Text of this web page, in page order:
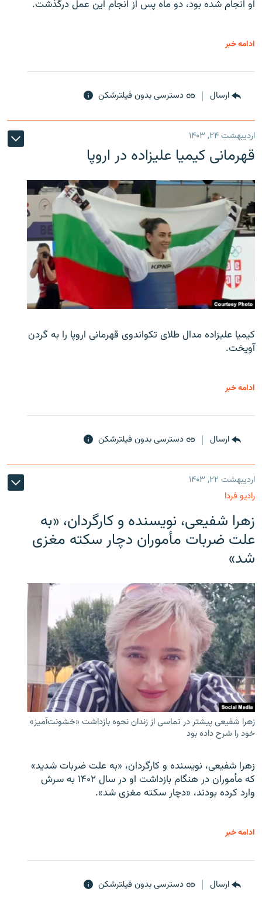
او انجام شده بود، دو ماه پس از انجام این عمل درگذشت.
ادامه خبر
ارسال دسترسی بدون فیلترشکن
اردیبهشت ۲۴, ۱۴۰۳
قهرمانی کیمیا علیزاده در اروپا
کیمیا علیزاده مدال طلای تکواندوی قهرمانی اروپا را به گردن
آویخت.
ادامه خبر
ارسال دسترسی بدون فیلترشکن
اردیبهشت ۲۲, ۱۴۰۳
رادیو فردا
زهرا شفیعی، نویسنده و کارگردان، «به
علت ضربات مأموران دچار سکته مغزی
شد»
زهرا شفیعی پیشتر در تماسی از زندان نحوه بازداشت «خشونت‌آمیز»
خود را شرح داده بود
زهرا شفیعی، نویسنده و کارگردان، «به علت ضربات شدید»
که مأموران در هنگام بازداشت او در سال ۱۴۰۲ به سرش
وارد کرده بودند، «دچار سکته مغزی شد».
ادامه خبر
ارسال دسترسی بدون فیلترشکن